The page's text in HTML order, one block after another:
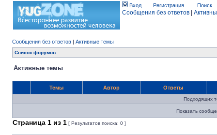
Вход Регистрация Поиск
Сообщения без ответов
Сообщения без ответов | Активные темы
Список форумов
Активные темы
Темы Автор Ответы
Подходящих
Показать
Страница 1 из 1 [ Результатов поиска: 0 ]